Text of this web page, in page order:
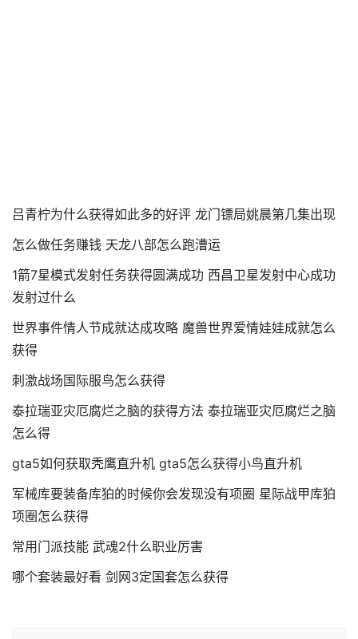
吕青柠为什么获得如此多的好评 龙门镖局姚晨第几集出现
怎么做任务赚钱 天龙八部怎么跑漕运
1箭7星模式发射任务获得圆满成功 西昌卫星发射中心成功
发射过什么
世界事件情人节成就达成攻略 魔兽世界爱情娃娃成就怎么
获得
刺激战场国际服鸟怎么获得
泰拉瑞亚灾厄腐烂之脑的获得方法 泰拉瑞亚灾厄腐烂之脑
怎么得
gta5如何获取秃鹰直升机 gta5怎么获得小鸟直升机
军械库要装备库狛的时候你会发现没有项圈 星际战甲库狛
项圈怎么获得
常用门派技能 武魂2什么职业厉害
哪个套装最好看 剑网3定国套怎么获得